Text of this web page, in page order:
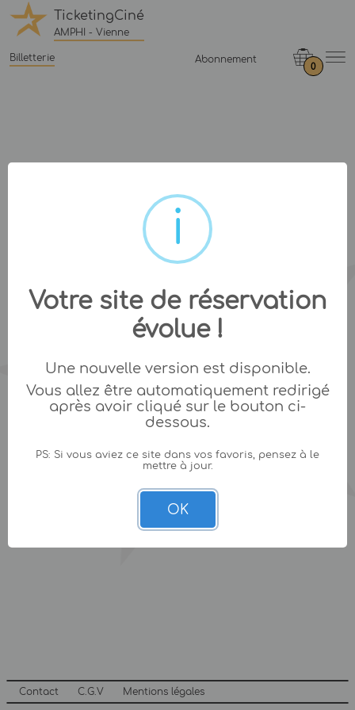
TicketingCiné
AMPHI - Vienne
Billetterie Abonnement
0
Contact C.G.V Mentions légales
Votre site de réservation
évolue !
Une nouvelle version est disponible.
Vous allez être automatiquement redirigé
après avoir cliqué sur le bouton ci-
dessous.
PS: Si vous aviez ce site dans vos favoris, pensez à le
mettre à jour.
OK